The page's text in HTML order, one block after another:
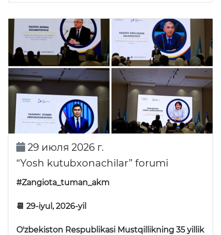
29 июля 2026 г.
“Yosh kutubxonachilar” forumi
#Zangiota_tuman_akm
📆 29-iyul, 2026-yil
O'zbekiston Respublikasi Mustqillikning 35 yillik